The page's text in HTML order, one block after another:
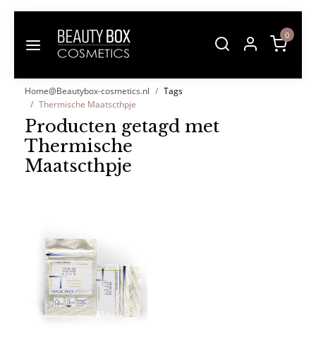
0
Home@Beautybox-cosmetics.nl
Tags
Thermische Maatscthpje
Producten getagd met
Thermische
Maatscthpje